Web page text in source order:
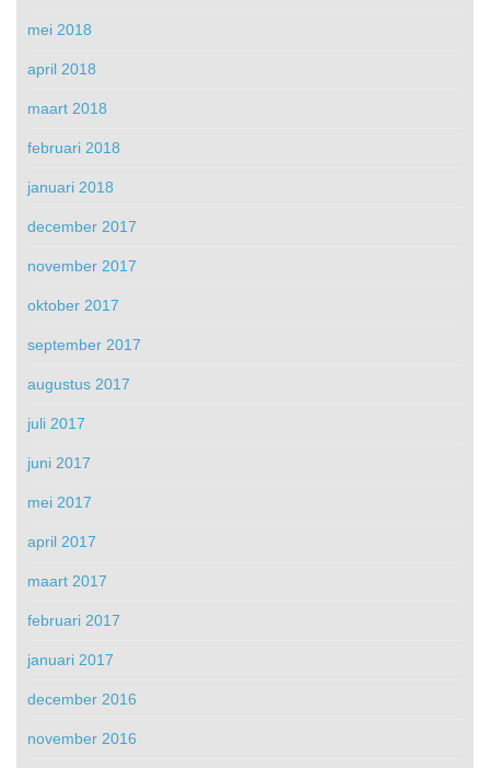
mei 2018
april 2018
maart 2018
februari 2018
januari 2018
december 2017
november 2017
oktober 2017
september 2017
augustus 2017
juli 2017
juni 2017
mei 2017
april 2017
maart 2017
februari 2017
januari 2017
december 2016
november 2016